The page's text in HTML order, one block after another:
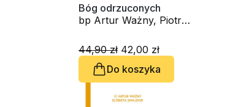
Bóg odrzuconych
bp Artur Ważny, Piotr
44,90 zł 42,00 zł
Do koszyka